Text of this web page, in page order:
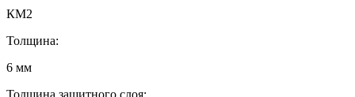
КМ2
Толщина:
6 мм
Толщина защитного слоя: